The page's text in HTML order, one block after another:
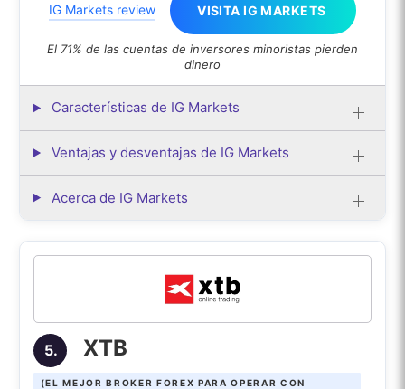
IG Markets review VISITA IG MARKETS
El 71% de las cuentas de inversores minoristas pierden
dinero
Características de IG Markets
Ventajas y desventajas de IG Markets
Acerca de IG Markets
5. XTB
(EL MEJOR BROKER FOREX PARA OPERAR CON